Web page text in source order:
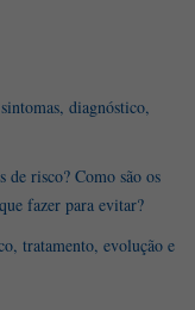
diagnóstico,
de risco? Como são os
fazer para evitar?
tratamento, evolução e